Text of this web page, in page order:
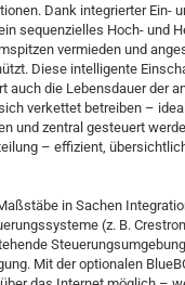
Dank integrierter Ein-
sequenzielles Hoch- und
vermieden und
Diese intelligente
auch die Lebensdauer der
verkettet betreiben –
und zentral gesteuert
– effizient,
in Sachen
(z. B.
Mit der optionalen